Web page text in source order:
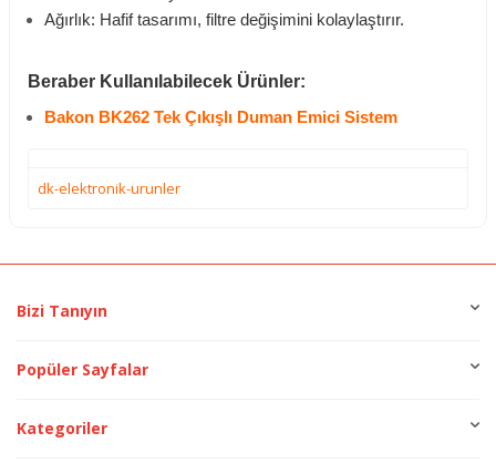
Ağırlık: Hafif tasarımı, filtre değişimini kolaylaştırır.
Beraber Kullanılabilecek Ürünler:
Bakon BK262 Tek Çıkışlı Duman Emici Sistem
dk-elektronik-urunler
Bizi Tanıyın
Popüler Sayfalar
Kategoriler